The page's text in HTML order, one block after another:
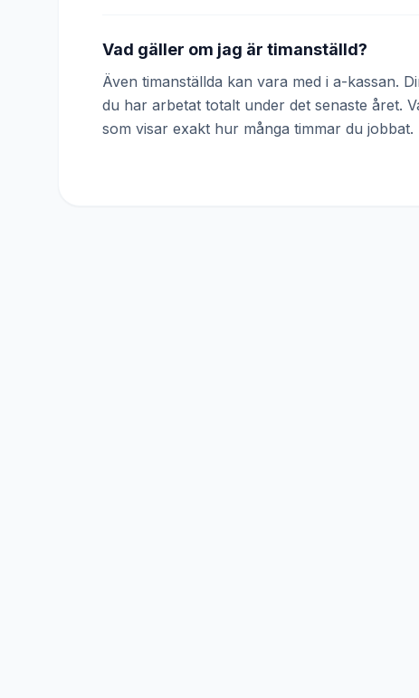
Vad gäller om jag är timanställd?
Även timanställda kan vara med i a-kassan.
du har arbetat totalt under det senaste året.
som visar exakt hur många timmar du jobbat.